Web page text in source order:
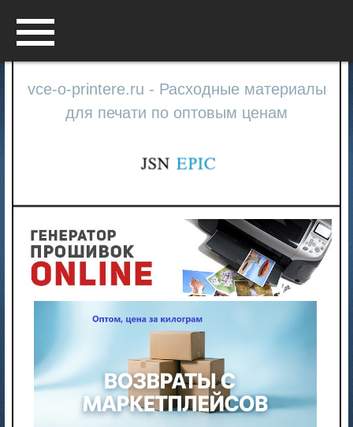
vce-o-printere.ru - Расходные материалы
для печати по оптовым ценам